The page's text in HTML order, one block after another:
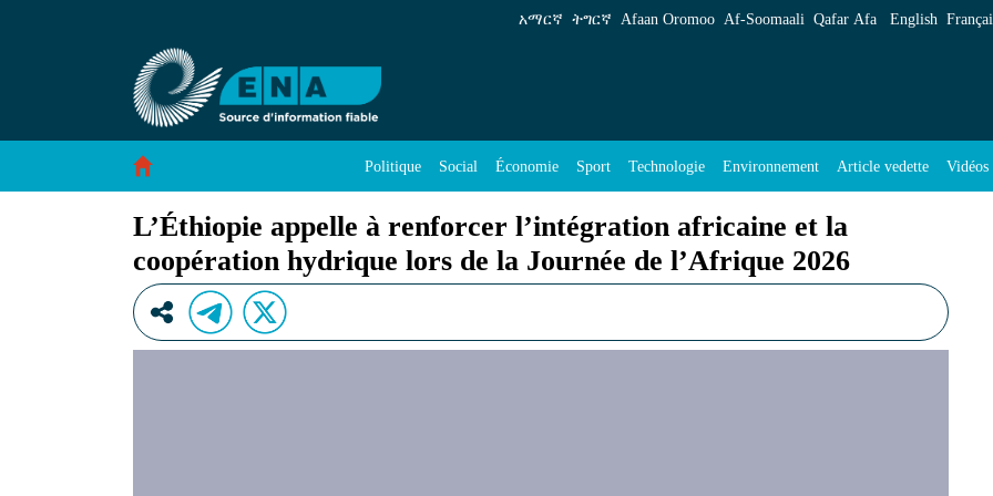
L’Éthiopie appelle à renforcer l’intégration africaine et la coopération hydrique lors de la
አማርኛ ትግርኛ Afaan Oromoo Af‑Soomaali Qafar Afa English
Politique Social Économie Sport Technologie Environnement Article vedette Vidéos
L’Éthiopie appelle à renforcer l’intégration africaine et la
coopération hydrique lors de la Journée de l’Afrique 2026